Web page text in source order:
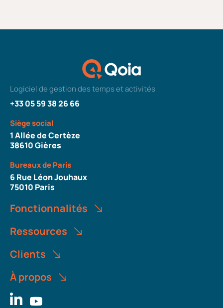
Logiciel de gestion des temps et activités
+33 05 59 38 26 66
Siège social
1 Allée de Certèze
38610 Gières
Bureaux de Paris
6 Rue Léon Jouhaux
75010 Paris
Fonctionnalités
Ressources
Clients
À propos